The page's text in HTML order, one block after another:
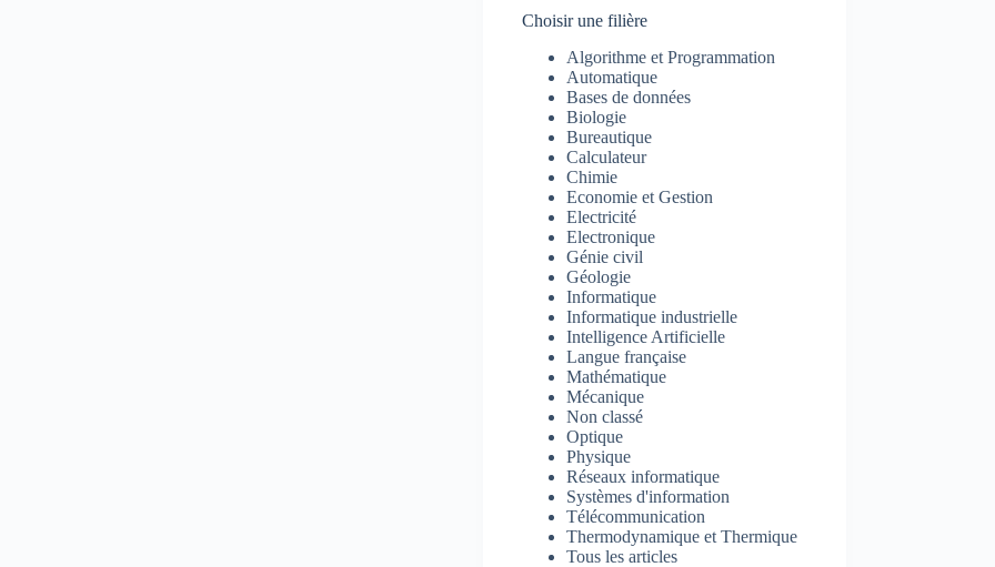
Choisir une filière
Algorithme et Programmation
Automatique
Bases de données
Biologie
Bureautique
Calculateur
Chimie
Economie et Gestion
Electricité
Electronique
Génie civil
Géologie
Informatique
Informatique industrielle
Intelligence Artificielle
Langue française
Mathématique
Mécanique
Non classé
Optique
Physique
Réseaux informatique
Systèmes d'information
Télécommunication
Thermodynamique et Thermique
Tous les articles